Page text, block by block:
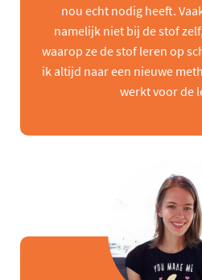
nou echt nodig heeft.
namelijk niet bij de stof
waarop ze de stof leren op
ik altijd naar een nieuwe
werkt voor de